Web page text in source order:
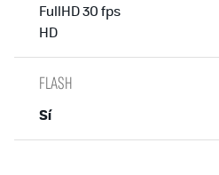
FullHD 30 fps
HD
FLASH
Sí